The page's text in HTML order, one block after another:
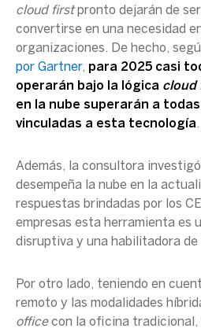
cloud firstpronto dejarán de
convertirse en una necesidad
organizaciones. De hecho,
por Gartner, para 2025 casi
operarán bajo la lógica cloud
en la nube superarán a
vinculadas a esta tecnología.
Además, la consultora
desempeña la nube en la
respuestas brindadas por los
empresas esta herramienta es
disruptiva y una habilitadora de
Por otro lado, teniendo en
remoto y las modalidades
officecon la oficina tradicional,